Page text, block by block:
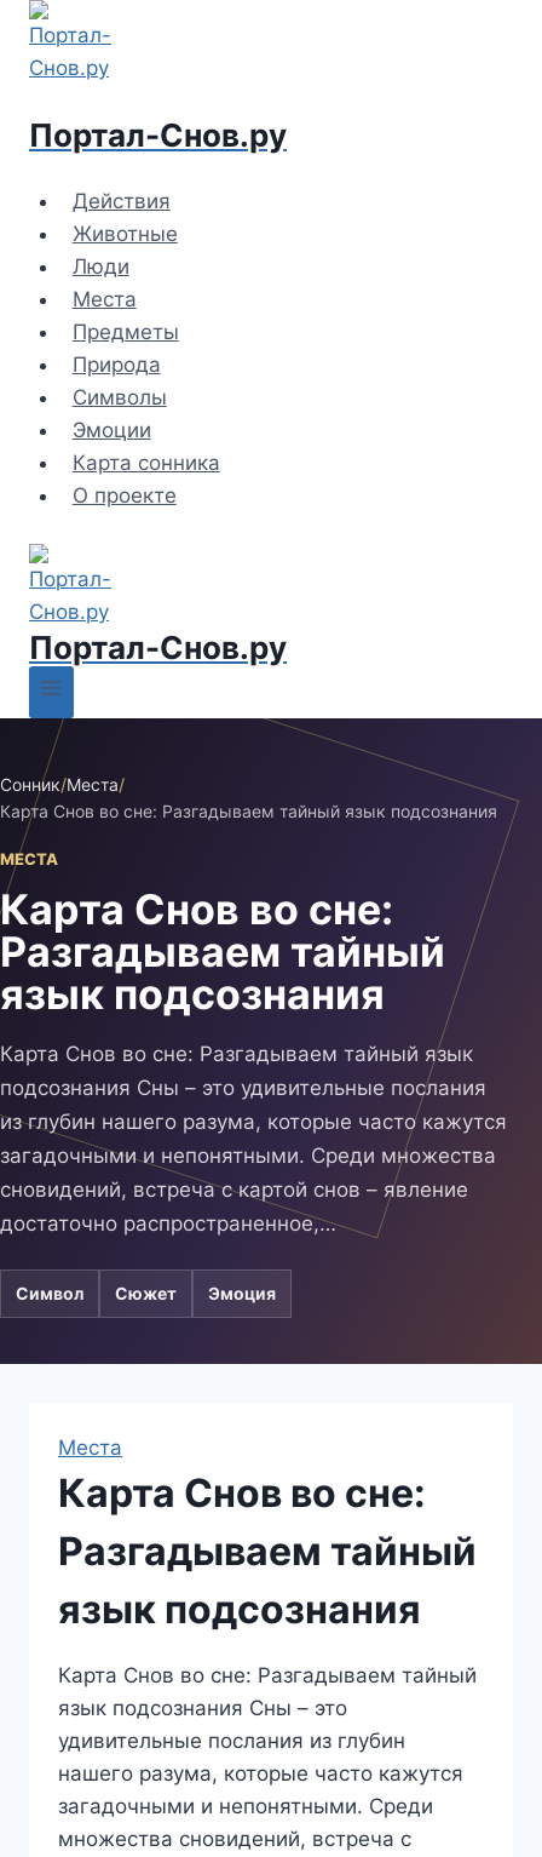
Перейти
содержимому
Портал-Снов.ру
Действия
Животные
Люди
Места
Предметы
Природа
Символы
Эмоции
Карта сонника
О проекте
Портал-Снов.ру
Сонник/Места/
Карта Снов во сне: Разгадываем тайный язык подсознания
МЕСТА
Карта Снов во сне:
Разгадываем тайный
язык подсознания
Карта Снов во сне: Разгадываем тайный язык
подсознания Сны – это удивительные послания
из глубин нашего разума, которые часто кажутся
загадочными и непонятными. Среди множества
сновидений, встреча с картой снов – явление
достаточно распространенное,…
Символ Сюжет Эмоция
Места
Карта Снов во сне:
Разгадываем тайный
язык подсознания
Карта Снов во сне: Разгадываем тайный
язык подсознания Сны – это
удивительные послания из глубин
нашего разума, которые часто кажутся
загадочными и непонятными. Среди
множества сновидений, встреча с